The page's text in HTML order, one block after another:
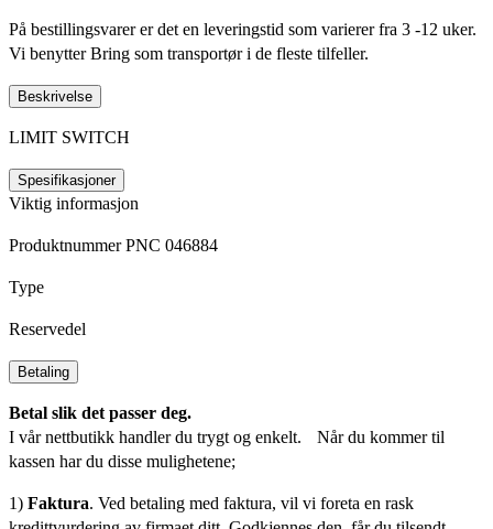
På bestillingsvarer er det en leveringstid som varierer fra 3 -12 uker.
Vi benytter Bring som transportør i de fleste tilfeller.
Beskrivelse
LIMIT SWITCH
Spesifikasjoner
Viktig informasjon
Produktnummer PNC 046884
Type
Reservedel
Betaling
Betal slik det passer deg.
I vår nettbutikk handler du trygt og enkelt. Når du kommer til
kassen har du disse mulighetene;
1) Faktura. Ved betaling med faktura, vil vi foreta en rask